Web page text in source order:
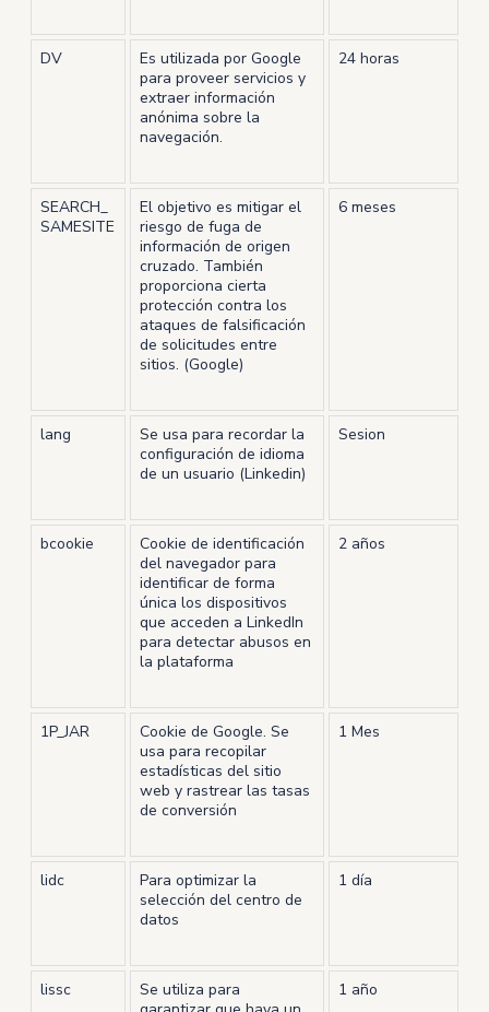
DV
Es utilizada por Google
para proveer servicios y
extraer información
anónima sobre la
navegación.
24 horas
SEARCH_
SAMESITE
El objetivo es mitigar el
riesgo de fuga de
información de origen
cruzado. También
proporciona cierta
protección contra los
ataques de falsificación
de solicitudes entre
sitios. (Google)
6 meses
lang
Se usa para recordar la
configuración de idioma
de un usuario (Linkedin)
Sesion
bcookie
Cookie de identificación
del navegador para
identificar de forma
única los dispositivos
que acceden a LinkedIn
para detectar abusos en
la plataforma
2 años
1P_JAR
Cookie de Google. Se
usa para recopilar
estadísticas del sitio
web y rastrear las tasas
de conversión
1 Mes
lidc
Para optimizar la
selección del centro de
datos
1 día
lissc
Se utiliza para
1 año